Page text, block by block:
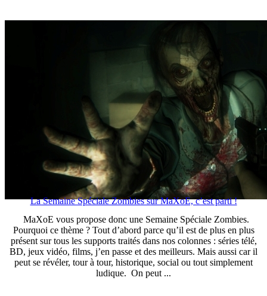
La Semaine Spéciale Zombies sur MaXoE, c’est parti !
MaXoE vous propose donc une Semaine Spéciale Zombies.
Pourquoi ce thème ? Tout d’abord parce qu’il est de plus en plus
présent sur tous les supports traités dans nos colonnes : séries télé,
BD, jeux vidéo, films, j’en passe et des meilleurs. Mais aussi car il
peut se révéler, tour à tour, historique, social ou tout simplement
ludique. On peut ...